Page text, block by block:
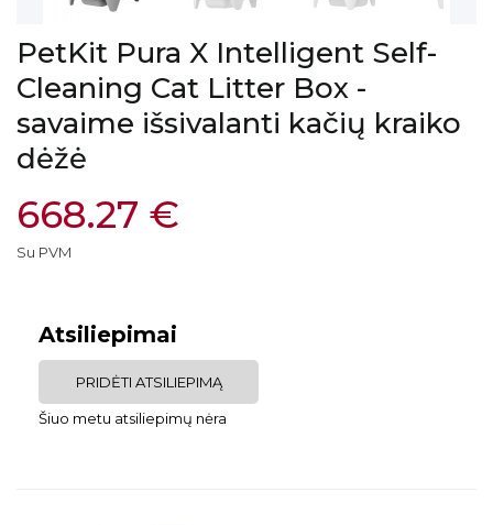
PetKit Pura X Intelligent Self-
Cleaning Cat Litter Box -
savaime išsivalanti kačių kraiko
dėžė
668.27 €
Su PVM
Atsiliepimai
PRIDĖTI ATSILIEPIMĄ
Šiuo metu atsiliepimų nėra